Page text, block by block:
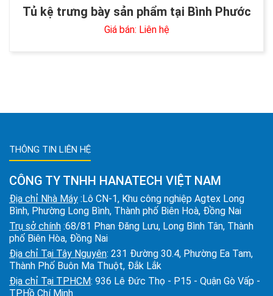
Tủ kệ trưng bày sản phẩm tại Bình Phước
Giá bán: Liên hệ
THÔNG TIN LIÊN HỆ
CÔNG TY TNHH HANATECH VIỆT NAM
Địa chỉ Nhà Máy :Lô CN-1, Khu công nghiệp Agtex Long
Bình, Phường Long Bình, Thành phố Biên Hoà, Đồng Nai
Trụ sở chính :68/81 Phan Đăng Lưu, Long Bình Tân, Thành
phố Biên Hòa, Đồng Nai
Địa chỉ Tại Tây Nguyên: 231 Đường 30.4, Phường Ea Tam,
Thành Phố Buôn Ma Thuột, Đắk Lắk
Địa chỉ Tại TPHCM: 936 Lê Đức Thọ - P15 - Quận Gò Vấp -
TP.Hồ Chí Minh